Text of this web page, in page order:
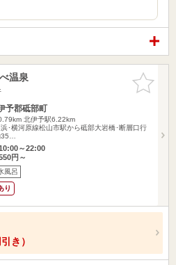
お気に入
りに追加
温泉
予郡砥部町
北伊予駅6.22km
･横河原線松山市駅から砥部大岩橋･断層口行
～22:00
円～
風呂
り
き）